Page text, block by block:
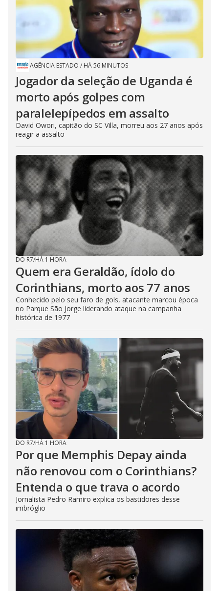
AGÊNCIA ESTADO / HÁ 56 MINUTOS
Jogador da seleção de Uganda é
morto após golpes com
paralelepípedos em assalto
David Owori, capitão do SC Villa, morreu aos 27 anos após
reagir a assalto
DO R7/HÁ 1 HORA
Quem era Geraldão, ídolo do
Corinthians, morto aos 77 anos
Conhecido pelo seu faro de gols, atacante marcou época
no Parque São Jorge liderando ataque na campanha
histórica de 1977
DO R7/HÁ 1 HORA
Por que Memphis Depay ainda
não renovou com o Corinthians?
Entenda o que trava o acordo
Jornalista Pedro Ramiro explica os bastidores desse
imbróglio